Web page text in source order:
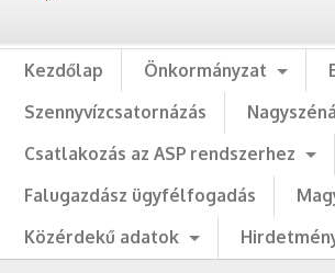
Kezdőlap Önkormányzat
Szennyvízcsatornázás
Csatlakozás az ASP rendszerhez
Falugazdász ügyfélfogadás
Közérdekű adatok